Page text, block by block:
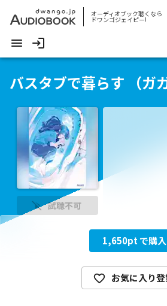
オーディオブック聴くなら
ドワンゴジェイピー!
バスタブで暮らす （ガ
試聴不可
1,650pt で購入
お気に入り